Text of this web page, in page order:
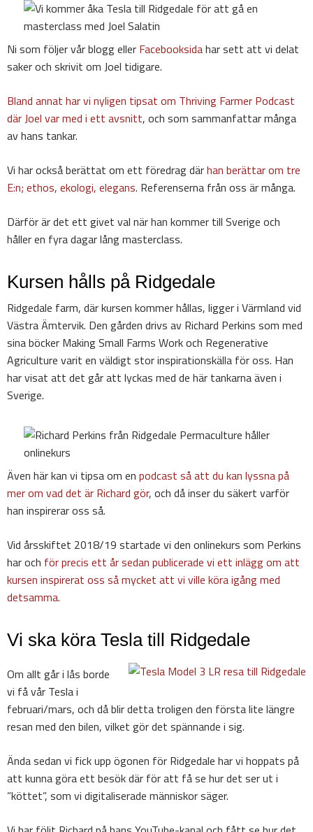
Ni som följer vår blogg eller Facebooksidahar sett att vi delat
saker och skrivit om Joel tidigare.
Bland annat har vi nyligen tipsat om Thriving Farmer Podcast
där Joel var med i ett avsnitt, och som sammanfattar många
av hans tankar.
Vi har också berättat om ett föredrag därhan berättar om tre
E:n; ethos, ekologi, elegans. Referenserna från oss är många.
Därför är det ett givet val när han kommer till Sverige och
håller en fyra dagar lång masterclass.
Kursen hålls på Ridgedale
Ridgedale farm, där kursen kommer hållas, ligger i Värmland vid
Västra Ämtervik. Den gården drivs av Richard Perkins som med
sina böcker Making Small Farms Work och Regenerative
Agriculture varit en väldigt stor inspirationskälla för oss. Han
har visat att det går att lyckas med de här tankarna även i
Sverige.
Även här kan vi tipsa om en podcast så att du kan lyssna på
mer om vad det är Richard gör, och då inser du säkert varför
han inspirerar oss så.
Vid årsskiftet 2018/19 startade vi den onlinekurs som Perkins
har och för precis ett år sedan publicerade vi ett inlägg om att
kursen inspirerat oss så mycket att vi ville köra igång med
detsamma.
Vi ska köra Tesla till Ridgedale
Om allt går i lås borde
vi få vår Tesla i
februari/mars, och då blir detta troligen den första lite längre
resan med den bilen, vilket gör det spännande i sig.
Ända sedan vi fick upp ögonen för Ridgedale har vi hoppats på
att kunna göra ett besök där för att få se hur det ser ut i
”köttet”, som vi digitaliserade människor säger.